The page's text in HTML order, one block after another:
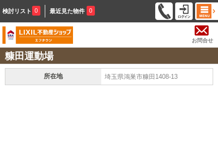
検討リスト 0 最近見た物件 0
お問合せ
糠田運動場
所在地 埼玉県鴻巣市糠田1408-13